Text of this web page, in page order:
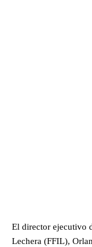
El director ejecutivo
Lechera (FFIL),